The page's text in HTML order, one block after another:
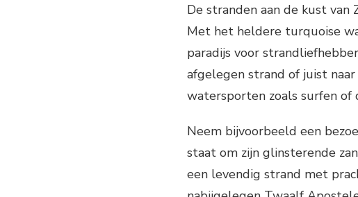
De stranden aan de kust
Met het heldere turquoise
paradijs voor
afgelegen strand of juist
watersporten zoals surfen of
Neem bijvoorbeeld een
staat om zijn glinsterende
een levendig strand met